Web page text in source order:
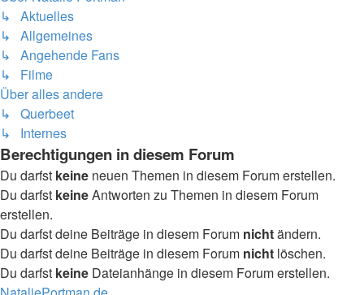
↳ Aktuelles
↳ Allgemeines
↳ Angehende Fans
↳ Filme
Über alles andere
↳ Querbeet
↳ Internes
Berechtigungen in diesem Forum
Du darfst keine neuen Themen in diesem Forum erstellen.
Du darfst keineAntworten zu Themen in diesem Forum
erstellen.
Du darfst deine Beiträge in diesem Forum nichtändern.
Du darfst deine Beiträge in diesem Forum nicht löschen.
Du darfst keine Dateianhänge in diesem Forum erstellen.